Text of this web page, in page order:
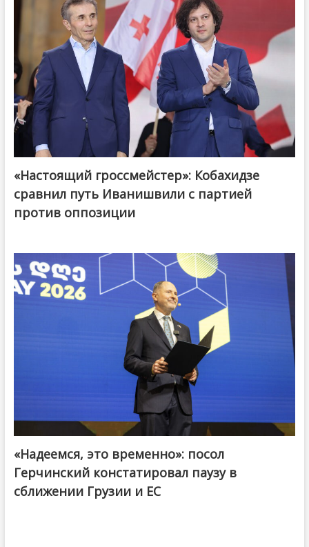
@ქართული ოცნება / Georgian Dream
«Настоящий гроссмейстер»: Кобахидзе
сравнил путь Иванишвили с партией
против оппозиции
«Надеемся, это временно»: посол
Герчинский констатировал паузу в
сближении Грузии и ЕС